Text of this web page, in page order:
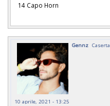
14 Capo Horn
Gennz Caserta
10 aprile, 2021 - 13:25